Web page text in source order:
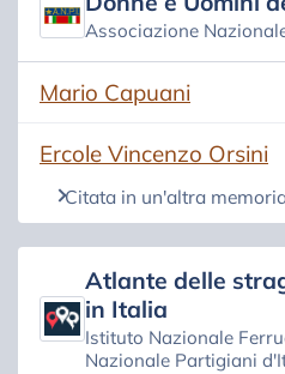
Associazione
Mario Capuani
(si apre in una nuova
Ercole Vincenzo Orsini
(si apre in una nuova
Citata in un'altra
Atlante delle
in Italia
Istituto Nazionale
Nazionale Partigiani